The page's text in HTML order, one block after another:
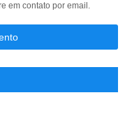
em contato por email.